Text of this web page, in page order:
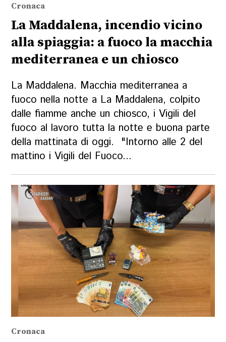
Cronaca
La Maddalena, incendio vicino
alla spiaggia: a fuoco la macchia
mediterranea e un chiosco
La Maddalena. Macchia mediterranea a
fuoco nella notte a La Maddalena, colpito
dalle fiamme anche un chiosco, i Vigili del
fuoco al lavoro tutta la notte e buona parte
della mattinata di oggi. "Intorno alle 2 del
mattino i Vigili del Fuoco...
Cronaca